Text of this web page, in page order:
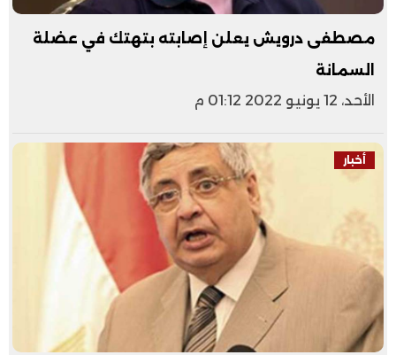
مصطفى درويش يعلن إصابته بتهتك في عضلة
السمانة
الأحد، 12 يونيو 2022 01:12 م
أخبار